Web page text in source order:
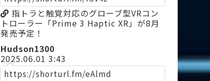
指トラと触覚対応のグローブ型VRコン
トローラー「Prime 3 Haptic XR」が8月
発売予定！
Hudson1300
2025.06.01 3:43
https://shorturl.fm/eAlmd